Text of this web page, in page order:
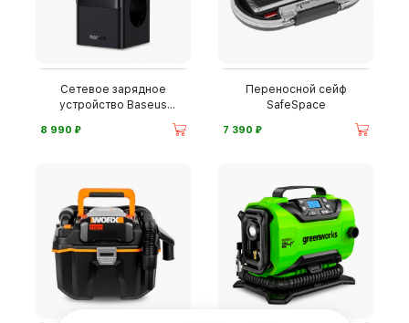
Сетевое зарядное
устройство Baseus
8 990 ⃏
Переносной сейф
SafeSpace
7 390 ⃏